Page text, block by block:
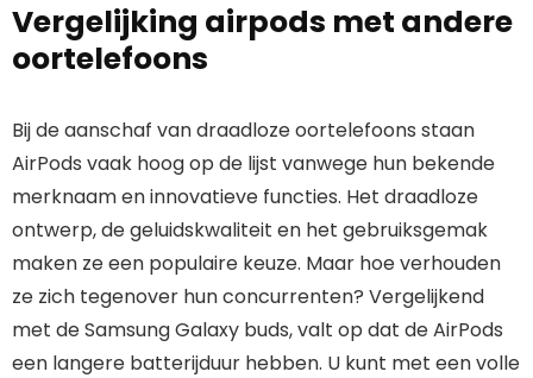
Vergelijking airpods met andere
oortelefoons
Bij de aanschaf van draadloze oortelefoons staan
AirPods vaak hoog op de lijst vanwege hun bekende
merknaam en innovatieve functies. Het draadloze
ontwerp, de geluidskwaliteit en het gebruiksgemak
maken ze een populaire keuze. Maar hoe verhouden
ze zich tegenover hun concurrenten? Vergelijkend
met de Samsung Galaxy buds, valt op dat de AirPods
een langere batterijduur hebben. U kunt met een volle